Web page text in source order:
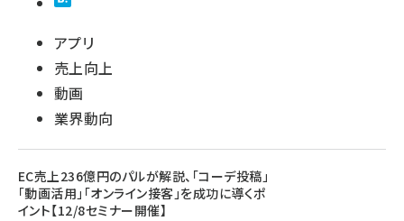
アプリ
売上向上
動画
業界動向
EC売上236億円のパルが解説、「コーデ投稿」
「動画活用」「オンライン接客」を成功に導くポ
イント【12/8セミナー開催】